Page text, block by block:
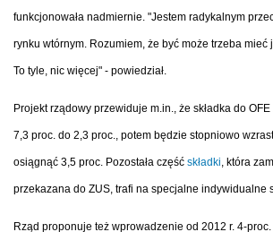
funkcjonowała nadmiernie. "Jestem radykalnym
rynku wtórnym. Rozumiem, że być może trzeba mieć
To tyle, nic więcej" - powiedział.
Projekt rządowy przewiduje m.in., że składka do
7,3 proc. do 2,3 proc., potem będzie stopniowo
osiągnąć 3,5 proc. Pozostała część składki, która
przekazana do ZUS, trafi na specjalne indywidualne
Rząd proponuje też wprowadzenie od 2012 r. 4-